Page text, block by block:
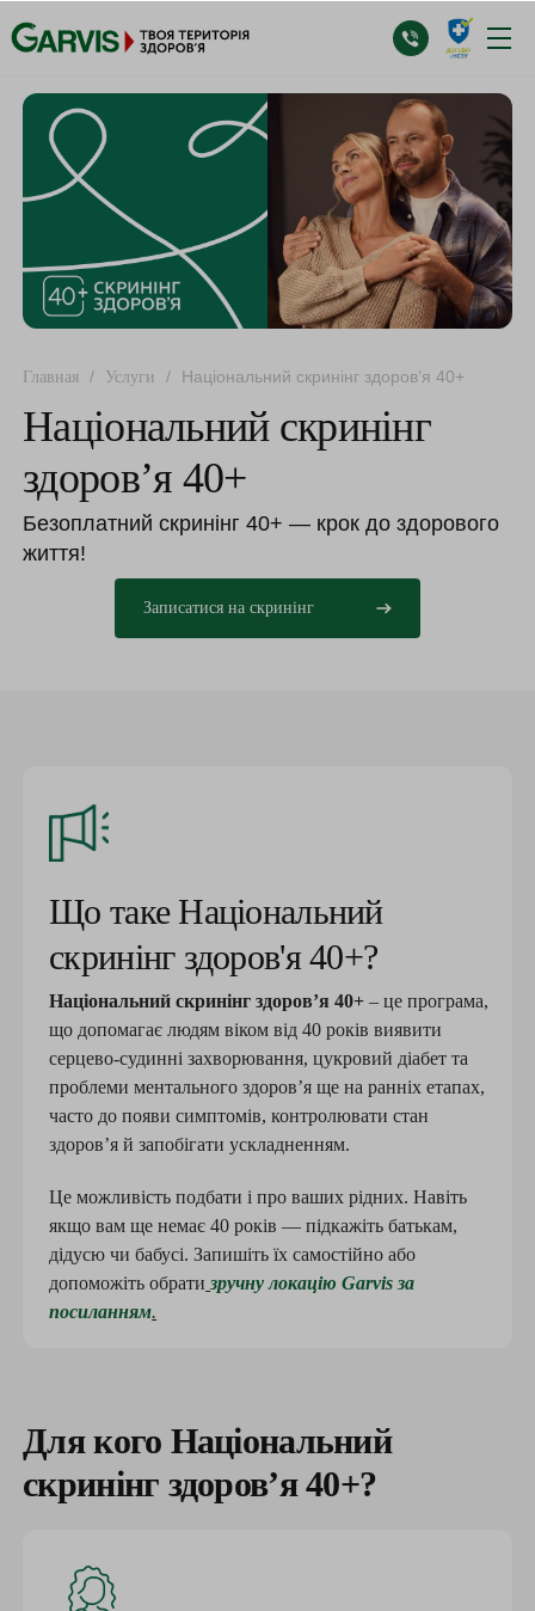
Главная / Услуги / Національний скринінг здоровʼя 40+
Національний скринінг
здоровʼя 40+
Безоплатний скринінг 40+ — крок до здорового
життя!
Записатися на скринінг
Що таке Національний
скринінг здоров'я 40+?
Національний скринінг здоров’я 40+ – це програма,
що допомагає людям віком від 40 років виявити
серцево-судинні захворювання, цукровий діабет та
проблеми ментального здоровʼя ще на ранніх етапах,
часто до появи симптомів, контролювати стан
здоров’я й запобігати ускладненням.
Це можливість подбати і про ваших рідних. Навіть
якщо вам ще немає 40 років — підкажіть батькам,
дідусю чи бабусі. Запишіть їх самостійно або
допоможіть обрати зручну локацію Garvis за
посиланням.
Для кого Національний
скринінг здоровʼя 40+?